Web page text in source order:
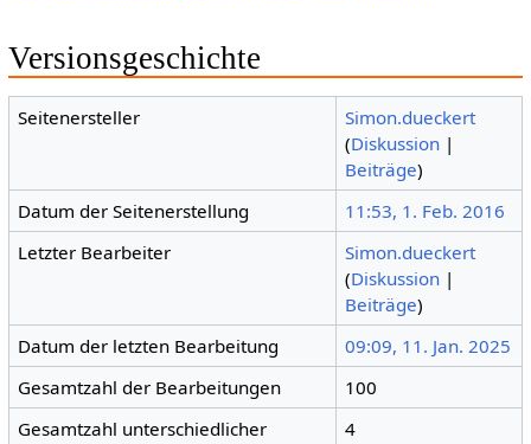
Versionsgeschichte
Seitenersteller
Simon.dueckert
(Diskussion |
Beiträge)
Datum der Seitenerstellung
11:53, 1. Feb. 2016
Letzter Bearbeiter
Simon.dueckert
(Diskussion |
Beiträge)
Datum der letzten Bearbeitung
09:09, 11. Jan. 2025
Gesamtzahl der Bearbeitungen
100
Gesamtzahl unterschiedlicher
4